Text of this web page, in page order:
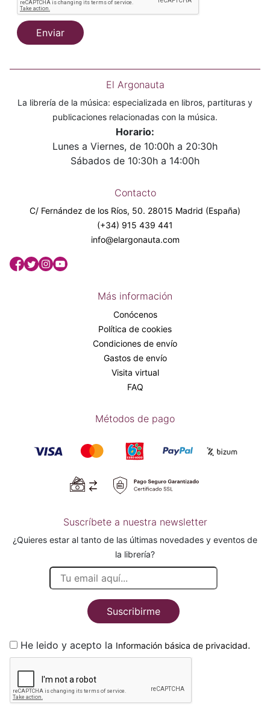
Enviar
El Argonauta
La librería de la música: especializada en libros, partituras y
publicaciones relacionadas con la música.
Horario:
Lunes a Viernes, de 10:00h a 20:30h
Sábados de 10:30h a 14:00h
Contacto
C/ Fernández de los Ríos, 50. 28015 Madrid (España)
(+34) 915 439 441
info@elargonauta.com
Más información
Conócenos
Política de cookies
Condiciones de envío
Gastos de envío
Visita virtual
FAQ
Métodos de pago
Suscríbete a nuestra newsletter
¿Quieres estar al tanto de las últimas novedades y eventos de
la librería?
Suscribirme
He leido y acepto la Información básica de privacidad.